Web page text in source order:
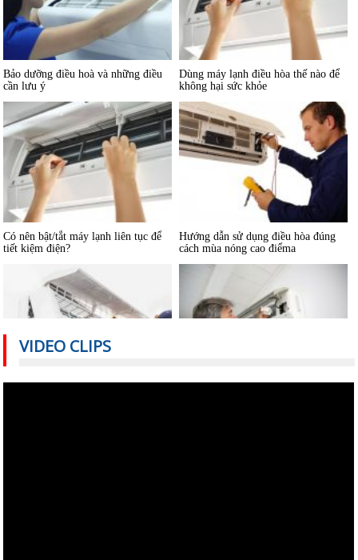
Bảo dưỡng điều hoà và những điều
cần lưu ý
Dùng máy lạnh điều hòa thế nào để
không hại sức khỏe
Có nên bật/tắt máy lạnh liên tục để
tiết kiệm điện?
Hướng dẫn sử dụng điều hòa đúng
cách mùa nóng cao điểma
VIDEO CLIPS